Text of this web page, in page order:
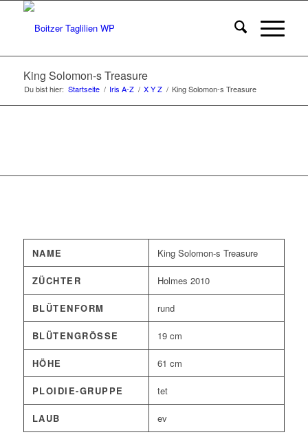
King Solomon-s Treasure
Du bist hier: Startseite / Iris A-Z / X Y Z / King Solomon-s Treasure
NAME King Solomon-s Treasure
ZÜCHTER Holmes 2010
BLÜTENFORM rund
BLÜTENGRÖSSE 19 cm
HÖHE 61 cm
PLOIDIE-GRUPPE tet
LAUB ev